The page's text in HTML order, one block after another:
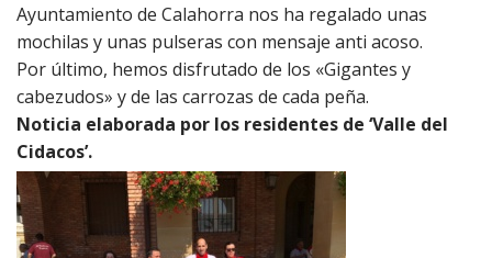
Ayuntamiento de Calahorra nos ha regalado unas
mochilas y unas pulseras con mensaje anti acoso.
Por último, hemos disfrutado de los «Gigantes y
cabezudos» y de las carrozas de cada peña.
Noticia elaborada por los residentes de ‘Valle del
Cidacos’.